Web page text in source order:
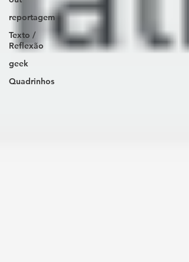
reportagem
Texto /
Reflexão
geek
Quadrinhos